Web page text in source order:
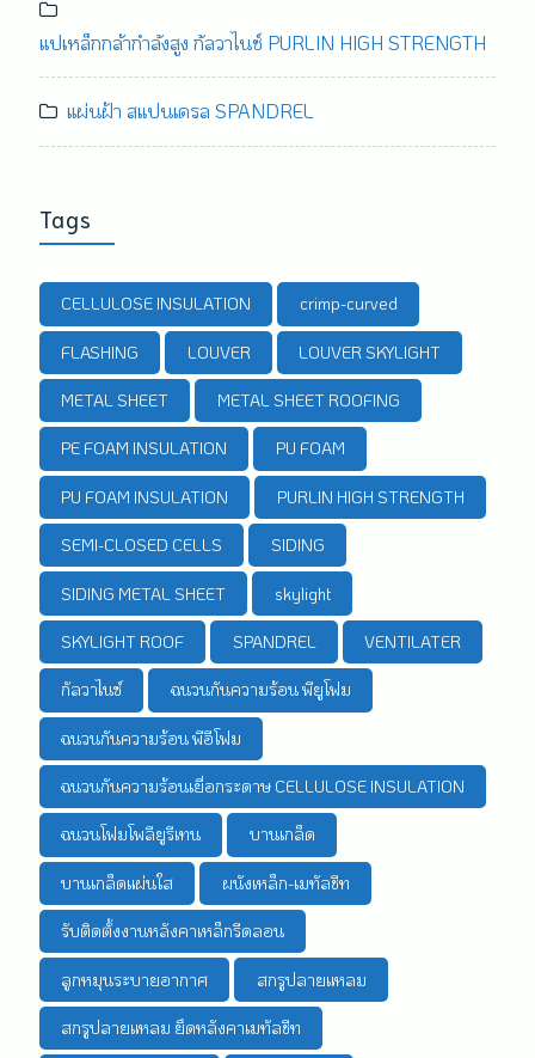
แปเหล็กกล้ากำลังสูง กัลวาไนซ์ PURLIN HIGH STRENGTH
แผ่นฝ้า สแปนเดรล SPANDREL
Tags
CELLULOSE INSULATION crimp-curved
FLASHING LOUVER LOUVER SKYLIGHT
METAL SHEET METAL SHEET ROOFING
PE FOAM INSULATION PU FOAM
PU FOAM INSULATION PURLIN HIGH STRENGTH
SEMI-CLOSED CELLS SIDING
SIDING METAL SHEET skylight
SKYLIGHT ROOF SPANDREL VENTILATER
กัลวาไนซ์ ฉนวนกันความร้อน พียูโฟม
ฉนวนกันความร้อน พีอีโฟม
ฉนวนกันความร้อนเยื่อกระดาษ CELLULOSE INSULATION
ฉนวนโฟมโพลียูรีเทน บานเกล็ด
บานเกล็ดแผ่นใส ผนังเหล็ก-เมทัลชีท
รับติดตั้งงานหลังคาเหล็กรีดลอน
ลูกหมุนระบายอากาศ สกรูปลายแหลม
สกรูปลายแหลม ยึดหลังคาเมทัลชีท